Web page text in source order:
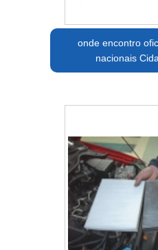
onde encontro
nacionais